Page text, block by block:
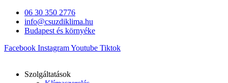
Ugrás
tartalomhoz
06 30 350 2776
info@csuzdiklima.hu
Budapest és környéke
Facebook InstagramYoutube Tiktok
Szolgáltatások